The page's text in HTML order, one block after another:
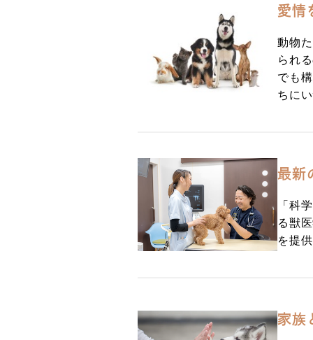
愛情
動物
られ
でも
ちに
最新
「科
る獣
を提
家族